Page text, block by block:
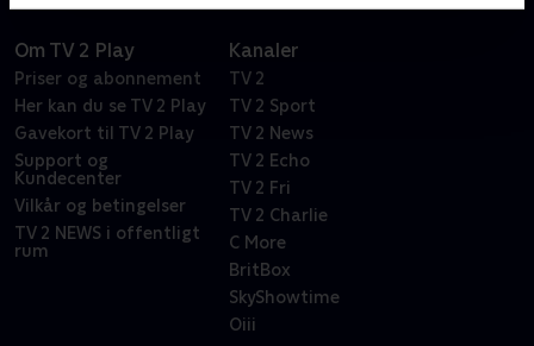
Om TV 2 Play
Priser og abonnement
Her kan du se TV 2 Play
Gavekort til TV 2 Play
Support og
Kundecenter
Vilkår og betingelser
TV 2 NEWS i offentligt
rum
Kanaler
TV 2
TV 2 Sport
TV 2 News
TV 2 Echo
TV 2 Fri
TV 2 Charlie
C More
BritBox
SkyShowtime
Oiii